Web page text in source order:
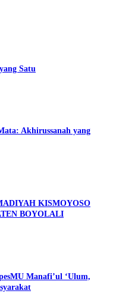
Satu
Akhirussanah yang
KISMOYOSO
BOYOLALI
Manafi’ul ‘Ulum,